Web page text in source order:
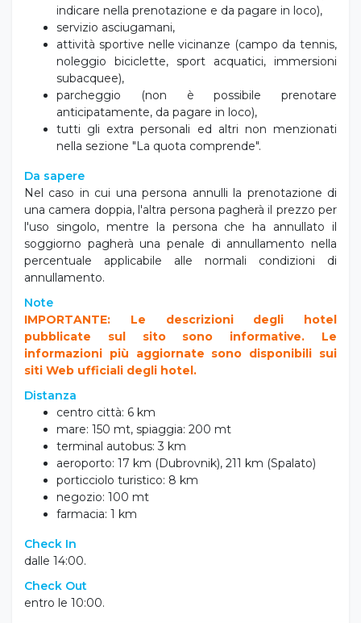
indicare nella prenotazione e da pagare in loco),
servizio asciugamani,
attività sportive nelle vicinanze (campo da tennis,
noleggio biciclette, sport acquatici, immersioni
subacquee),
parcheggio (non è possibile prenotare
anticipatamente, da pagare in loco),
tutti gli extra personali ed altri non menzionati
nella sezione "La quota comprende".
Da sapere
Nel caso in cui una persona annulli la prenotazione di
una camera doppia, l'altra persona pagherà il prezzo per
l'uso singolo, mentre la persona che ha annullato il
soggiorno pagherà una penale di annullamento nella
percentuale applicabile alle normali condizioni di
annullamento.
Note
IMPORTANTE: Le descrizioni degli hotel
pubblicate sul sito sono informative. Le
informazioni più aggiornate sono disponibili sui
siti Web ufficiali degli hotel.
Distanza
centro città: 6 km
mare: 150 mt, spiaggia: 200 mt
terminal autobus: 3 km
aeroporto: 17 km (Dubrovnik), 211 km (Spalato)
porticciolo turistico: 8 km
negozio: 100 mt
farmacia: 1 km
Check In
dalle 14:00.
Check Out
entro le 10:00.